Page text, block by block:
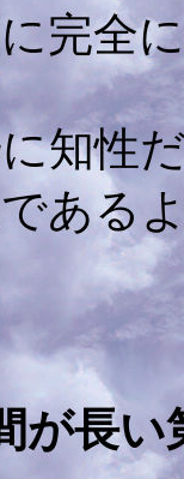
完全
知性
ある
が長い